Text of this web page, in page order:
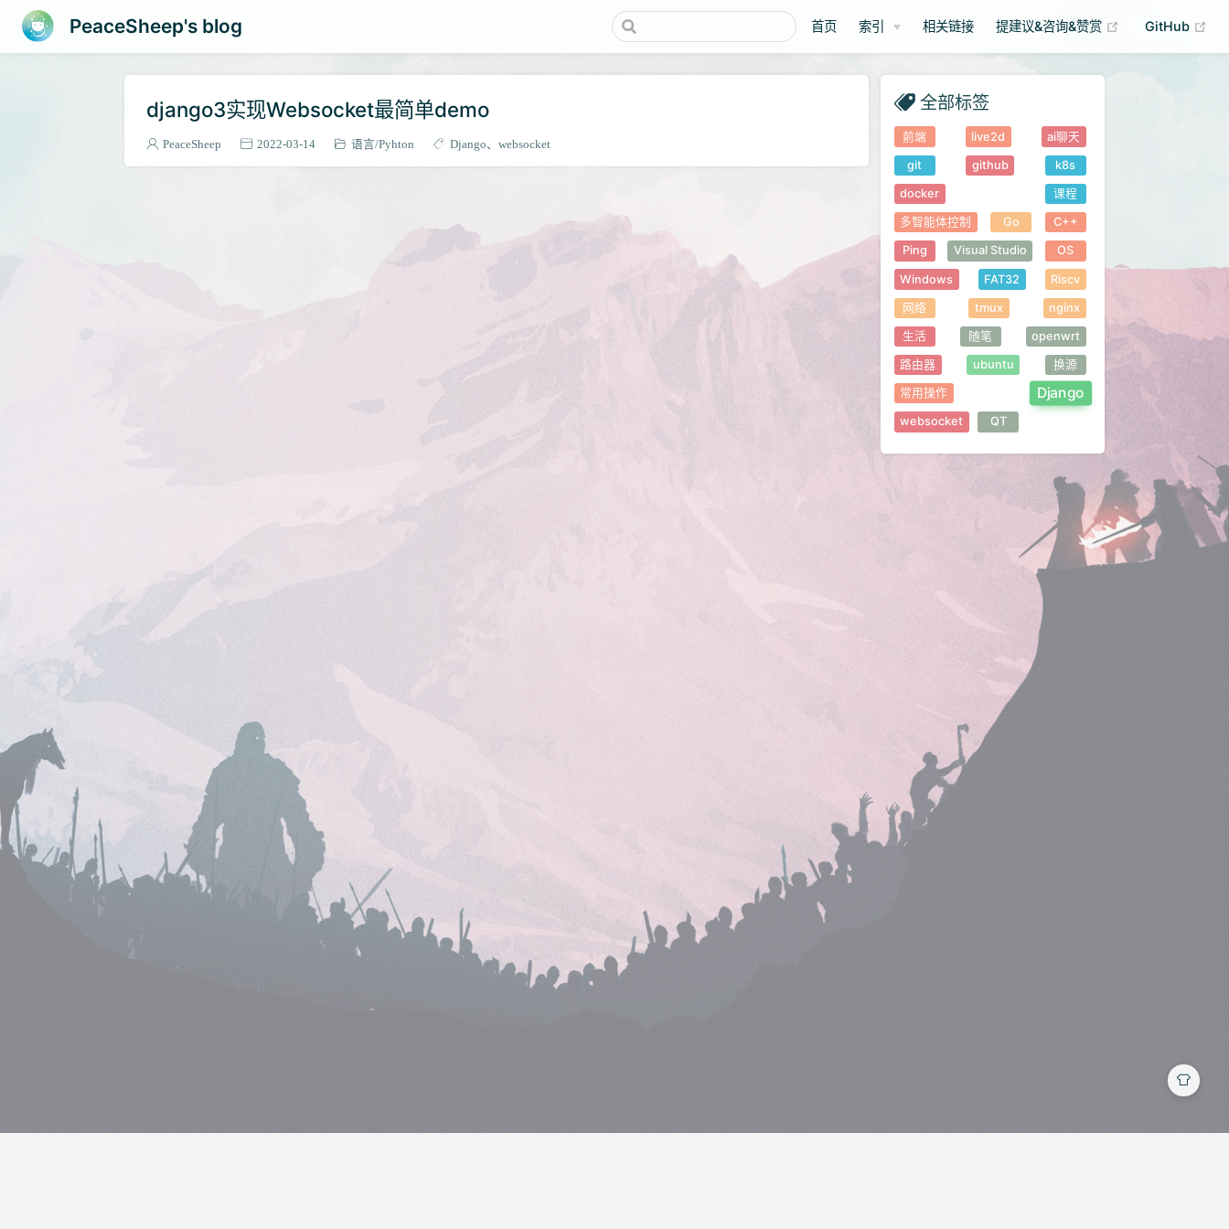
PeaceSheep's blog 首页 索引 相关链接 提建议&咨询&赞赏 (opens new
GitHub
django3实现Websocket最简单demo
PeaceSheep 2022-03-14 语言 Pyhton Django websocket
全部标签
前端 live2d ai聊天
git github k8s
docker 课程
多智能体控制 Go C++
Ping Visual Studio OS
Windows FAT32 Riscv
网络 tmux nginx
生活 随笔 openwrt
路由器 ubuntu 换源
常用操作 Django
websocket QT